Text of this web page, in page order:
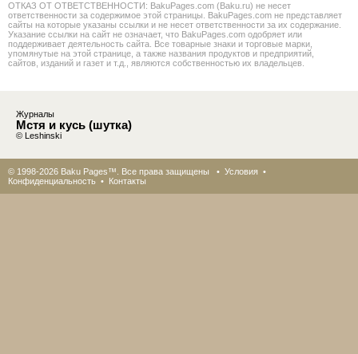
ОТКАЗ ОТ ОТВЕТСТВЕННОСТИ: BakuPages.com (Baku.ru) не несет
ответственности за содержимое этой страницы. BakuPages.com не представляет
сайты на которые указаны ссылки и не несет ответственности за их содержание.
Указание ссылки на сайт не означает, что BakuPages.com одобряет или
поддерживает деятельность сайта. Все товарные знаки и торговые марки,
упомянутые на этой странице, а также названия продуктов и предприятий,
сайтов, изданий и газет и т.д., являются собственностью их владельцев.
Журналы
Мстя и кусь (шутка)
© Leshinski
© 1998-2026 Baku Pages™. Все права защищены • Условия •
Конфиденциальность • Контакты